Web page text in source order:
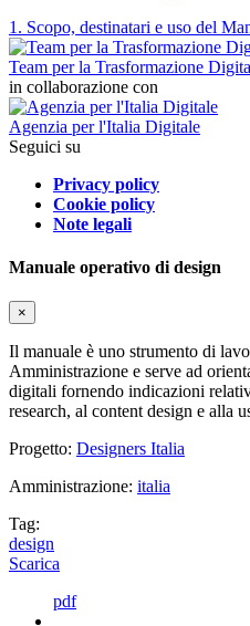
1. Scopo, destinatari e uso del
Team per la Trasformazione
in collaborazione con
Agenzia per l'Italia Digitale
Seguici su
Privacy policy
Cookie policy
Note legali
Manuale operativo di design
×
Il manuale è uno strumento di
Amministrazione e serve ad
digitali fornendo indicazioni
research, al content design e alla
Progetto: Designers Italia
Amministrazione: italia
Tag:
design
Scarica
pdf